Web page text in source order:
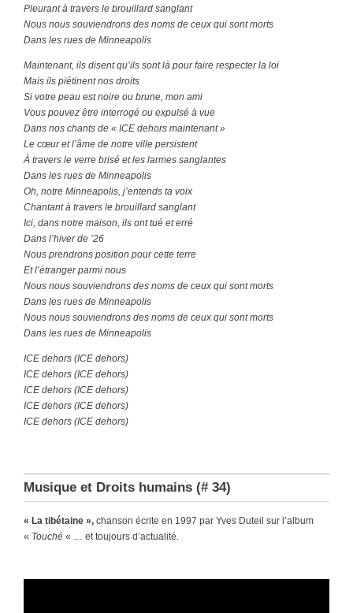
Pleurant à travers le brouillard sanglant
Nous nous souviendrons des noms de ceux qui sont morts
Dans les rues de Minneapolis
Maintenant, ils disent qu’ils sont là pour faire respecter la loi
Mais ils piétinent nos droits
Si votre peau est noire ou brune, mon ami
Vous pouvez être interrogé ou expulsé à vue
Dans nos chants de « ICE dehors maintenant »
Le cœur et l’âme de notre ville persistent
À travers le verre brisé et les larmes sanglantes
Dans les rues de Minneapolis
Oh, notre Minneapolis, j’entends ta voix
Chantant à travers le brouillard sanglant
Ici, dans notre maison, ils ont tué et erré
Dans l’hiver de ’26
Nous prendrons position pour cette terre
Et l’étranger parmi nous
Nous nous souviendrons des noms de ceux qui sont morts
Dans les rues de Minneapolis
Nous nous souviendrons des noms de ceux qui sont morts
Dans les rues de Minneapolis
ICE dehors (ICE dehors)
ICE dehors (ICE dehors)
ICE dehors (ICE dehors)
ICE dehors (ICE dehors)
ICE dehors (ICE dehors)
Musique et Droits humains (# 34)
« La tibétaine », chanson écrite en 1997 par Yves Duteil sur l’album
« Touché « … et toujours d’actualité.